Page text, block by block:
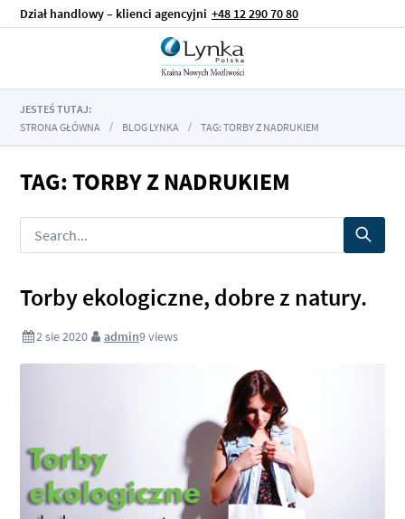
Dział handlowy – klienci agencyjni +48 12 290 70 80
JESTEŚ TUTAJ:
STRONA GŁÓWNA
BLOG LYNKA TAG: TORBY Z NADRUKIEM
TAG: TORBY Z NADRUKIEM
Torby ekologiczne, dobre z natury.
2 sie 2020 admin9views